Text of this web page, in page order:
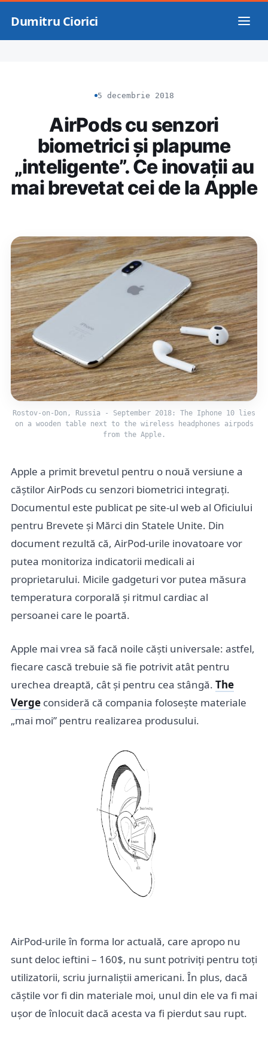
Dumitru Ciorici
5 decembrie 2018
AirPods cu senzori
biometrici și plapume
„inteligente”. Ce inovații au
mai brevetat cei de la Apple
Rostov-on-Don, Russia - September 2018: The Iphone 10 lies
on a wooden table next to the wireless headphones airpods
from the Apple.
Apple a primit brevetul pentru o nouă versiune a
căștilor AirPods cu senzori biometrici integrați.
Documentul este publicat pe site-ul web al Oficiului
pentru Brevete și Mărci din Statele Unite. Din
document rezultă că, AirPod-urile inovatoare vor
putea monitoriza indicatorii medicali ai
proprietarului. Micile gadgeturi vor putea măsura
temperatura corporală și ritmul cardiac al
persoanei care le poartă.
Apple mai vrea să facă noile căști universale: astfel,
fiecare cască trebuie să fie potrivit atât pentru
urechea dreaptă, cât și pentru cea stângă. The
Verge consideră că compania folosește materiale
„mai moi” pentru realizarea produsului.
AirPod-urile în forma lor actuală, care apropo nu
sunt deloc ieftini – 160$, nu sunt potriviți pentru toți
utilizatorii, scriu jurnaliștii americani. În plus, dacă
căștile vor fi din materiale moi, unul din ele va fi mai
ușor de înlocuit dacă acesta va fi pierdut sau rupt.